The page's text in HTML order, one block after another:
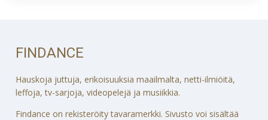
FINDANCE
Hauskoja juttuja, erikoisuuksia maailmalta, netti-ilmiöitä,
leffoja, tv-sarjoja, videopelejä ja musiikkia.
Findance on rekisteröity tavaramerkki. Sivusto voi sisältää